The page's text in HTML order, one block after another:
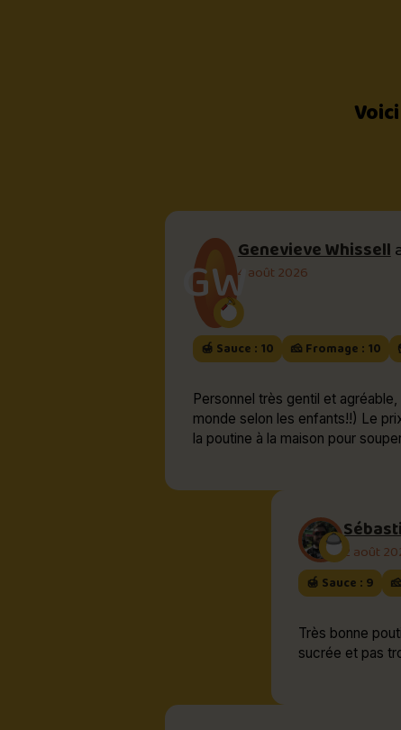
GWGenevieve Whissell
4 août 2026
🍯 Sauce : 10 🧀 Fromage : 10
Personnel très gentil et
monde selon les enfants!!) Le
la poutine à la maison pour
2 août
🍯 Sauce : 9
Très bonne
sucrée et pas